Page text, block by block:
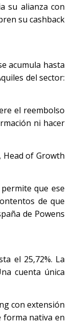
su alianza con
su cashback
acumula hasta
del sector:
el reembolso
ni hacer
of Growth
que ese
de que
de Powens
el 25,72%. La
cuenta única
con extensión
forma nativa en